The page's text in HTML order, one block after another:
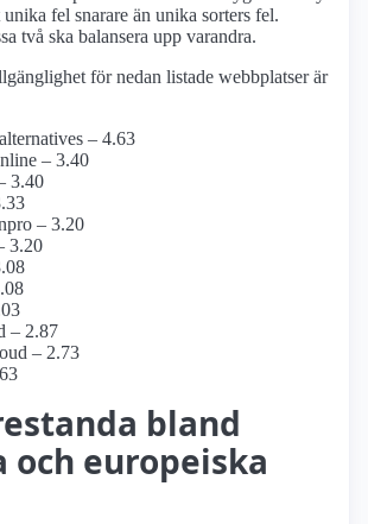
fel snarare än unika sorters fel.
två ska balansera upp varandra.
för nedan listade webbplatser är
– 4.63
– 3.40
3.40
– 3.20
3.20
– 2.87
– 2.73
bland
och europeiska